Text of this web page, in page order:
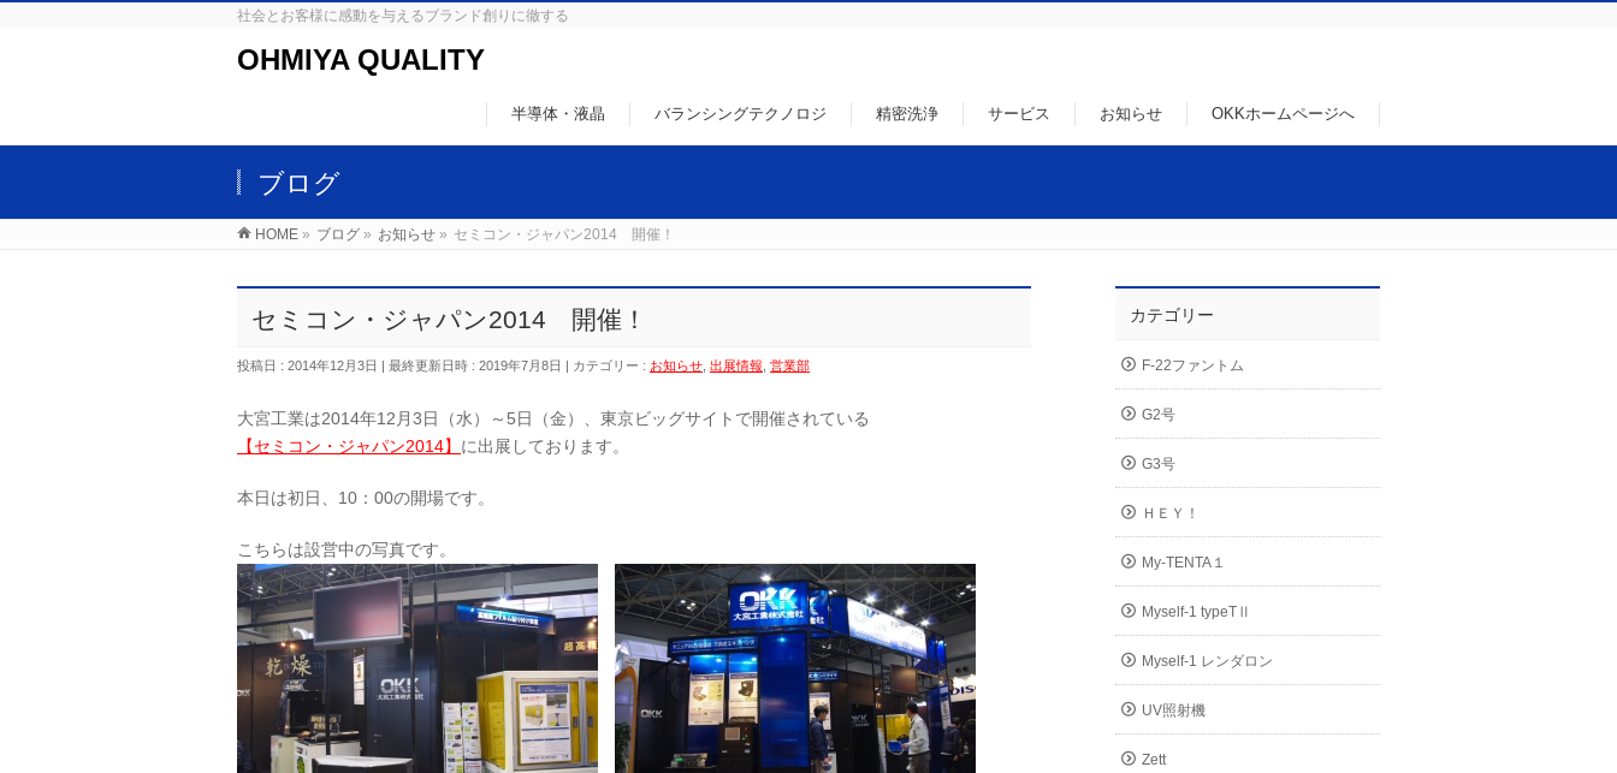
社会とお客様に感動を与えるブランド創りに徹する
OHMIYA QUALITY
半導体・液晶 バランシングテクノロジ 精密洗浄 サービス お知らせ OKKホームページへ
ブログ
HOME » ブログ » お知らせ » セミコン・ジャパン2014 開催！
セミコン・ジャパン2014 開催！
投稿日 : 2014年12月3日 最終更新日時 : 2019年7月8日 カテゴリー : お知らせ 出展情報 営業部
大宮工業は2014年12月3日（水）～5日（金）、東京ビッグサイトで開催されている
【セミコン・ジャパン2014】 に出展しております。
本日は初日、10：00の開場です。
こちらは設営中の写真です。
カテゴリー
F-22ファントム
G2号
G3号
ＨＥＹ！
My-TENTA１
Myself-1 typeTⅡ
Myself-1 レンダロン
UV照射機
Zett